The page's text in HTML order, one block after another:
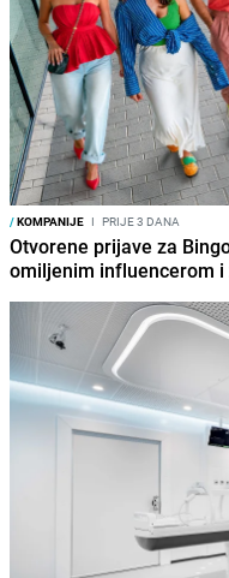
/KOMPANIJE I PRIJE 3 DANA
Otvorene prijave za
omiljenim influencerom